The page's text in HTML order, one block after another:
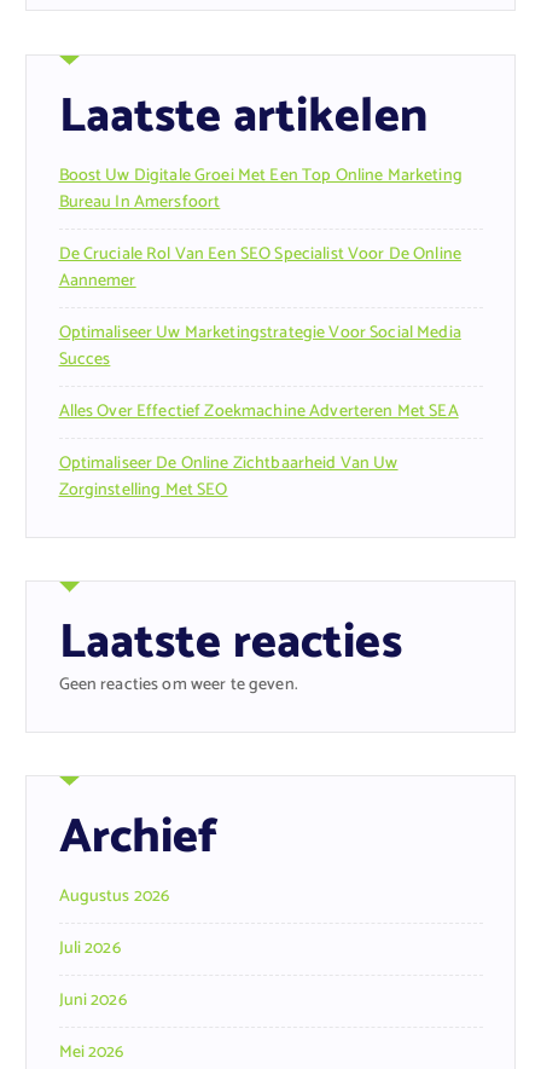
Laatste artikelen
Boost Uw Digitale Groei Met Een Top Online Marketing
Bureau In Amersfoort
De Cruciale Rol Van Een SEO Specialist Voor De Online
Aannemer
Optimaliseer Uw Marketingstrategie Voor Social Media
Succes
Alles Over Effectief Zoekmachine Adverteren Met SEA
Optimaliseer De Online Zichtbaarheid Van Uw
Zorginstelling Met SEO
Laatste reacties
Geen reacties om weer te geven.
Archief
Augustus 2026
Juli 2026
Juni 2026
Mei 2026